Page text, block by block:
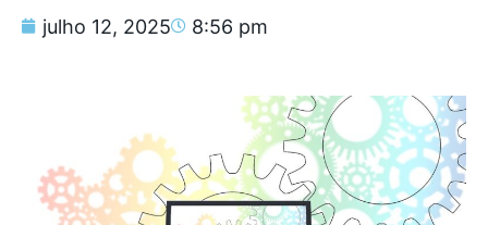
julho 12, 2025 8:56 pm